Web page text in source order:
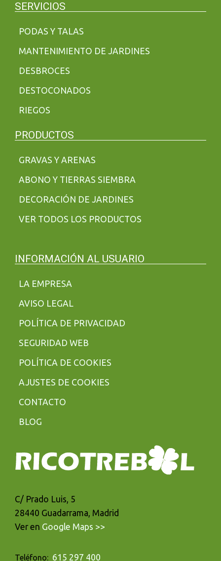
SERVICIOS
PODAS Y TALAS
MANTENIMIENTO DE JARDINES
DESBROCES
DESTOCONADOS
RIEGOS
PRODUCTOS
GRAVAS Y ARENAS
ABONO Y TIERRAS SIEMBRA
DECORACIÓN DE JARDINES
VER TODOS LOS PRODUCTOS
INFORMACIÓN AL USUARIO
LA EMPRESA
AVISO LEGAL
POLÍTICA DE PRIVACIDAD
SEGURIDAD WEB
POLÍTICA DE COOKIES
AJUSTES DE COOKIES
CONTACTO
BLOG
C/ Prado Luis, 5
28440 Guadarrama, Madrid
Ver en Google Maps >>
Teléfono: 615 297 400